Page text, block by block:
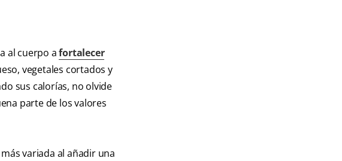
al cuerpo afortalecer
vegetales cortados y
sus calorías, no olvide
parte de los valores
variada al añadir una